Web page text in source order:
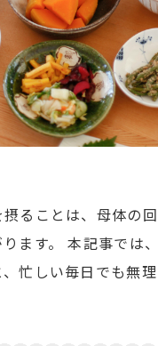
ることは、母体の
ます。 本記事では
忙しい毎日でも無